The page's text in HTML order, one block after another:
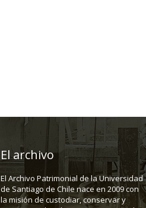
El archivo
El Archivo Patrimonial de la Universidad
de Santiago de Chile nace en 2009 con
la misión de custodiar, conservar y